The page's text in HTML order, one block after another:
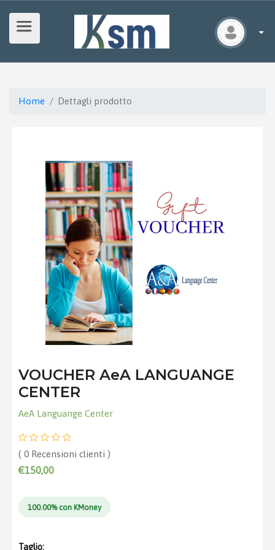
Home Dettagli prodotto
VOUCHER AeA LANGUANGE
CENTER
AeA Languange Center
( 0 Recensioni clienti )
€150,00
100.00% con KMoney
Taglio: